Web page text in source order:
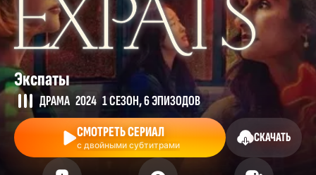
Экспаты
ДРАМА 2024 1 СЕЗОН, 6 ЭПИЗОДОВ
СМОТРЕТЬ СЕРИАЛ
с двойными субтитрами
СКАЧАТЬ